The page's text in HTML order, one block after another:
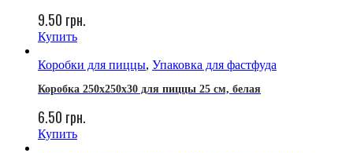
9.50 грн.
Купить
Коробки для пиццы, Упаковка для фастфуда
Коробка 250х250х30 для пиццы 25 см, белая
6.50 грн.
Купить